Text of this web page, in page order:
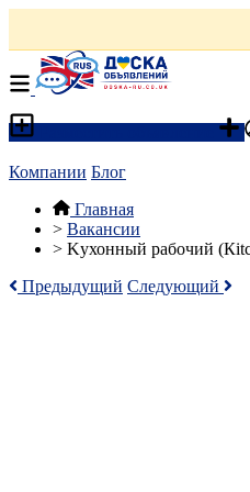
Компании Блог
Главная
> Вакансии
> Kухонный рабочий
Предыдущий Следующий